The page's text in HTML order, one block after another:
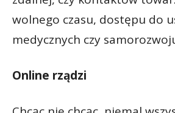
wolnego czasu, dostępu do
medycznych czy
Online rządzi